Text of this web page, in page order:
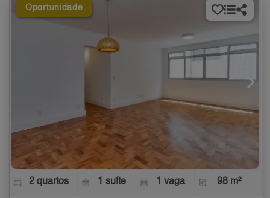
Oportunidade
2 quartos 1 suíte 1 vaga 98 m²